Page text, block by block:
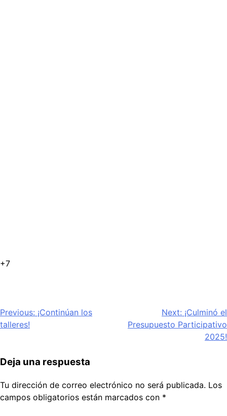
+7
Navegación
de
Previous: ¡Continúan los
talleres!
Next: ¡Culminó el
Presupuesto Participativo
2025!
Deja una respuesta
Tu dirección de correo electrónico no será publicada. Los
campos obligatorios están marcados con *